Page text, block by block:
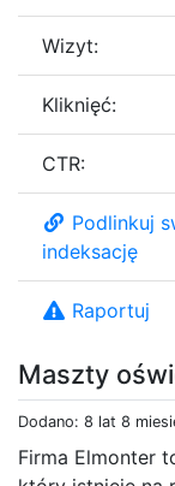
Maszty
Dodano: 8 lat 8
Firma Elmonter
Wizyt:
Kliknięć:
CTR:
Podlinkuj
indeksację
Raportuj